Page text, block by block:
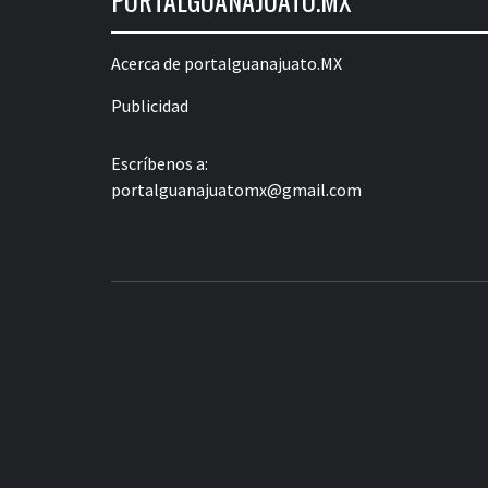
Acerca de portalguanajuato.MX
Publicidad
Escríbenos a:
portalguanajuatomx@gmail.com